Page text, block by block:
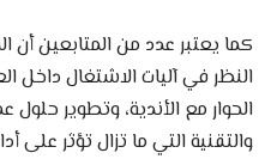
كما يعتبر عدد من المتابعين أن
النظر في آليات الاشتغال داخل
الحوار مع الأندية، وتطوير حلول
والتقنية التي ما تزال تؤثر على